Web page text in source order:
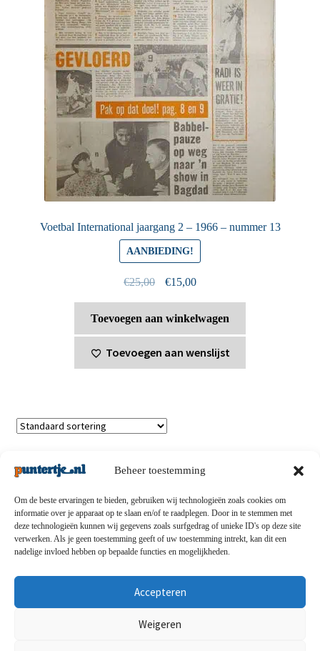
Beheer toestemming
Om de beste ervaringen te bieden, gebruiken wij technologieën zoals cookies om
informatie over je apparaat op te slaan en/of te raadplegen. Door in te stemmen met
deze technologieën kunnen wij gegevens zoals surfgedrag of unieke ID's op deze site
verwerken. Als je geen toestemming geeft of uw toestemming intrekt, kan dit een
nadelige invloed hebben op bepaalde functies en mogelijkheden.
Accepteren
Weigeren
Voetbal International jaargang 2 – 1966 – nummer 13
AANBIEDING!
€25,00
Oorspronkelijke
was:
€25,00.
€15,00Huidige
is:
€15,00.
Toevoegen aan winkelwagen
Toevoegen aan wenslijst
Privacybeleid-Verzending en retouren-Algemene
voorwaarden-Disclaimert-Betaalmethoden-Over ons